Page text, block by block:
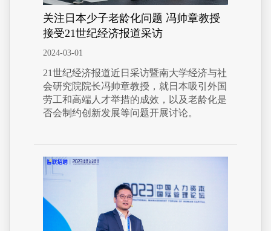
关注日本少子老龄化问题 冯帅章教授
接受21世纪经济报道采访
2024-03-01
21世纪经济报道近日采访暨南大学经济与社
会研究院院长冯帅章教授，就日本吸引外国
劳工和高端人才举措的成效，以及老龄化是
否会制约创新发展等问题开展讨论。